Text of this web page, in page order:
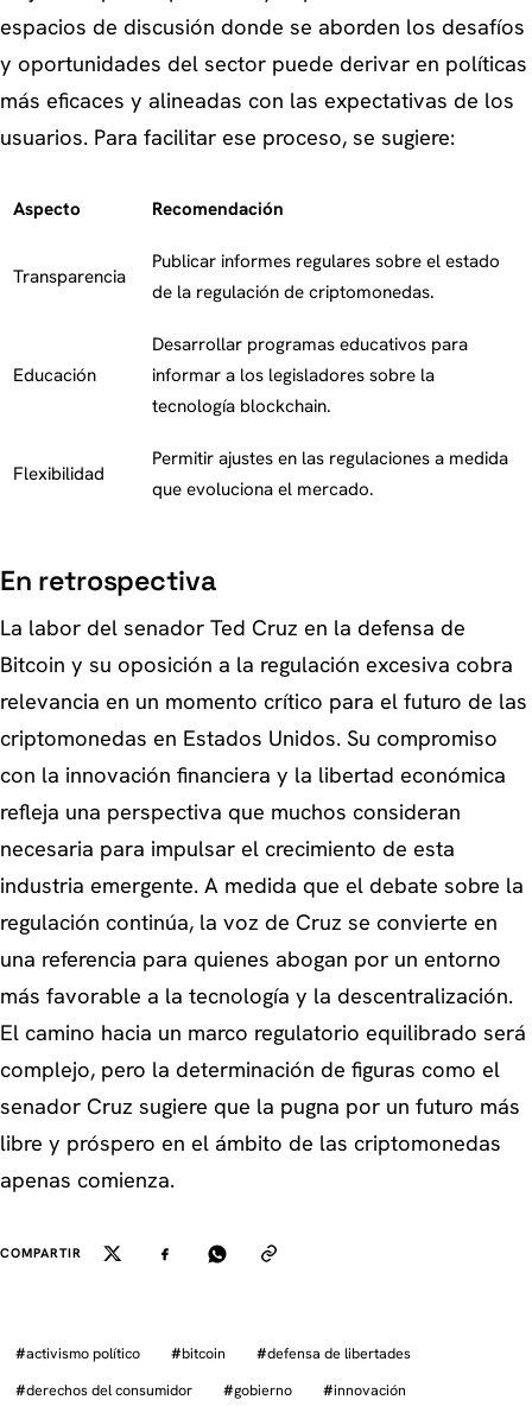
espacios de discusión donde se aborden los desafíos
y oportunidades del sector puede derivar en políticas
más eficaces y alineadas con las expectativas de los
usuarios. Para facilitar ese proceso, se sugiere:
Aspecto Recomendación
Transparencia
Publicar informes regulares sobre el estado
de la regulación de criptomonedas.
Educación
Desarrollar programas educativos para
informar a los legisladores sobre la
tecnología blockchain.
Flexibilidad
Permitir ajustes en las regulaciones a medida
que evoluciona el mercado.
En retrospectiva
La labor del senador Ted Cruz en la defensa de
Bitcoin y su oposición a la regulación excesiva cobra
relevancia en un momento crítico para el futuro de las
criptomonedas en Estados Unidos. Su compromiso
con la innovación financiera y la libertad económica
refleja una perspectiva que muchos consideran
necesaria para impulsar el crecimiento de esta
industria emergente. A medida que el debate sobre la
regulación continúa, la voz de Cruz se convierte en
una referencia para quienes abogan por un entorno
más favorable a la tecnología y la descentralización.
El camino hacia un marco regulatorio equilibrado será
complejo, pero la determinación de figuras como el
senador Cruz sugiere que la pugna por un futuro más
libre y próspero en el ámbito de las criptomonedas
apenas comienza.
COMPARTIR
#activismo político #bitcoin #defensa de libertades
#derechos del consumidor #gobierno #innovación